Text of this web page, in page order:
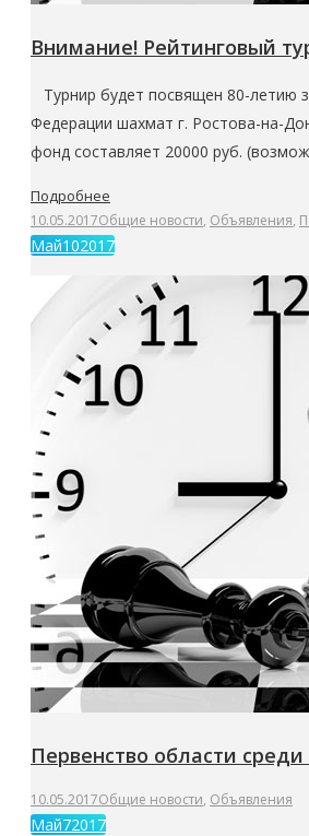
Внимание! Рейтинговый
Турнир будет посвящен 80-летию
Федерации шахмат г. Ростова-на-
фонд составляет 20000 руб.
Подробнее
10.05.2017Общие новости, Объявления,
Май102017
Первенство области
10.05.2017Общие новости, Объявления
Май72017